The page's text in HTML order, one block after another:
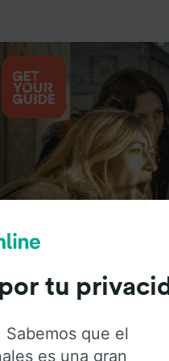
Actividades
tu
que el
es una gran